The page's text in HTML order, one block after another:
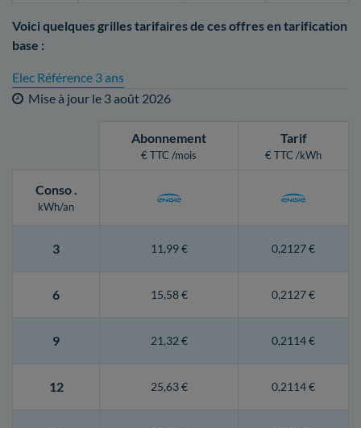
Voici quelques grilles tarifaires de ces offres en tarification
base :
Elec Référence 3 ans
Mise à jour le 3 août 2026
Abonnement
€ TTC /mois
Tarif
€ TTC /kWh
Conso.
kWh/an
3 11,99 € 0,2127 €
6 15,58 € 0,2127 €
9 21,32 € 0,2114 €
12 25,63 € 0,2114 €